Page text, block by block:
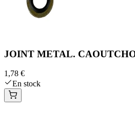
JOINT METAL.
1,78 €
En stock